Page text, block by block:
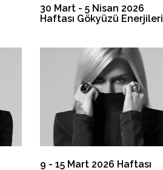
30 Mart - 5 Nisan 2026
Haftası Gökyüzü Enerjileri
9 - 15 Mart 2026 Haftası